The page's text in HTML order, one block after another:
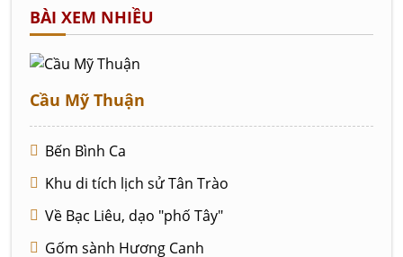
BÀI XEM NHIỀU
Cầu Mỹ Thuận
Bến Bình Ca
Khu di tích lịch sử Tân Trào
Về Bạc Liêu, dạo "phố Tây"
Gốm sành Hương Canh